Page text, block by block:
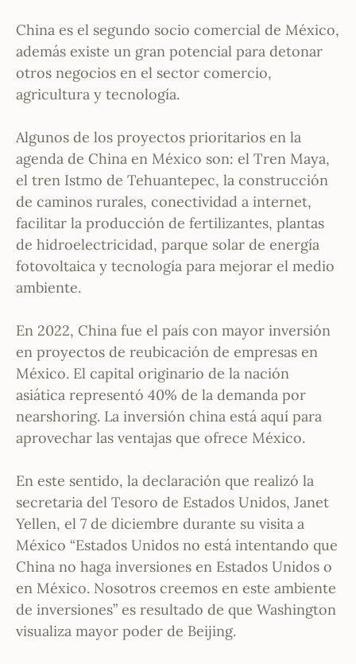
China es el segundo socio comercial de México,
además existe un gran potencial para detonar
otros negocios en el sector comercio,
agricultura y tecnología.
Algunos de los proyectos prioritarios en la
agenda de China en México son: el Tren Maya,
el tren Istmo de Tehuantepec, la construcción
de caminos rurales, conectividad a internet,
facilitar la producción de fertilizantes, plantas
de hidroelectricidad, parque solar de energía
fotovoltaica y tecnología para mejorar el medio
ambiente.
En 2022, China fue el país con mayor inversión
en proyectos de reubicación de empresas en
México. El capital originario de la nación
asiática representó 40% de la demanda por
nearshoring. La inversión china está aquí para
aprovechar las ventajas que ofrece México.
En este sentido, la declaración que realizó la
secretaria del Tesoro de Estados Unidos, Janet
Yellen, el 7 de diciembre durante su visita a
México “Estados Unidos no está intentando que
China no haga inversiones en Estados Unidos o
en México. Nosotros creemos en este ambiente
de inversiones” es resultado de que Washington
visualiza mayor poder de Beijing.